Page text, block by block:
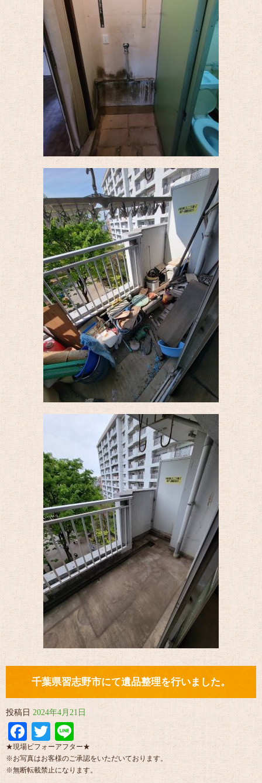
千葉県習志野市にて遺品整理を行いました。
投稿日 2024年4月21日
Facebook
Twitter
Line
★現場ビフォーアフター★
※お写真はお客様のご承認をいただいております。
※無断転載禁止になります。